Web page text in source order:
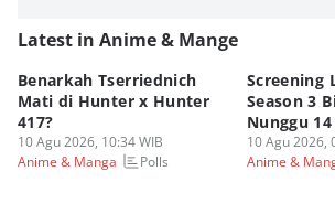
Latest in Anime & Mange
Benarkah Tserriednich
Mati di Hunter x Hunter
417?
10 Agu 2026, 10:34 WIB
Anime & Manga
Polls
Screening
Season 3
Nunggu
10 Agu 2026,
Anime &